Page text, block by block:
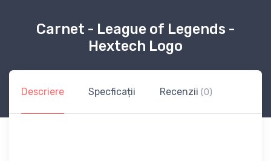
Carnet - League of Legends -
Hextech Logo
Descriere Specficații Recenzii (0)